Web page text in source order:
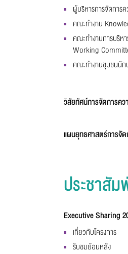
ผู้บริหารการจัดการ
คณะทำงาน
คณะทำงานการบริ
Working
คณะทำงานชุมชนนั
วิสัยทัศน์การจัดการคว
แผนยุทธศาสตร์การจั
ประชาสั
Executive Sharing
เกี่ยวกับโครงการ
รับชมย้อนหลัง